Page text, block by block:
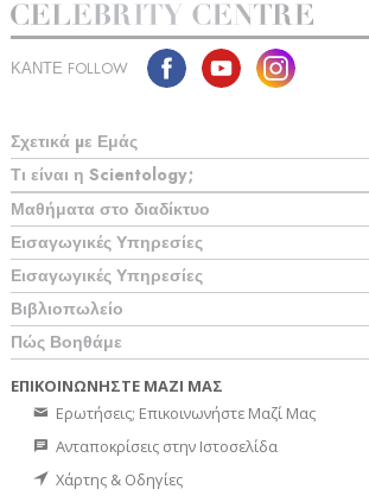
ΚΑΝΤΕ FOLLOW
Σχετικά µε Εμάς
Τι είναι η Scientology;
Μαθήματα στο διαδίκτυο
Εισαγωγικές Υπηρεσίες
Εισαγωγικές Υπηρεσίες
Βιβλιοπωλείο
Πώς Βοηθάμε
ΕΠΙΚΟΙΝΩΝΗΣΤΕ ΜΑΖΙ ΜΑΣ
Ερωτήσεις; Επικοινωνήστε Μαζί Μας
Ανταποκρίσεις στην Ιστοσελίδα
Χάρτης & Οδηγίες